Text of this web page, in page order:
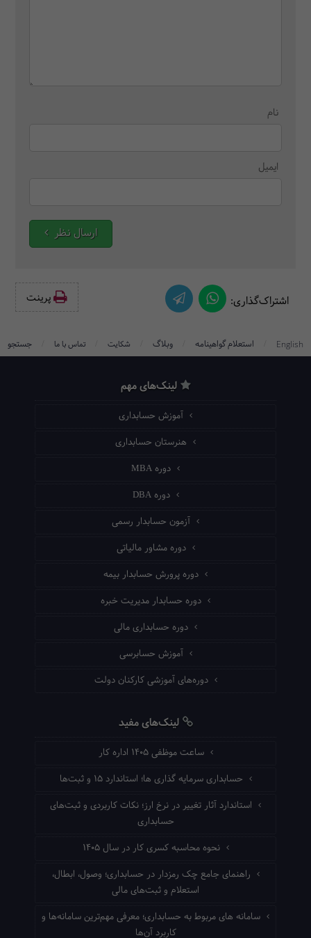
نام
ایمیل
ارسال نظر
اشتراک‌گذاری: پرینت‌
English استعلام گواهینامه وبلاگ شکایت تماس با ما جستجو
لینک‌های مهم
آموزش حسابداری
هنرستان حسابداری
دوره MBA
دوره DBA
آزمون حسابدار رسمی
دوره مشاور مالیاتی
دوره پرورش حسابدار بیمه
دوره حسابدار مدیریت خبره
دوره حسابداری مالی
آموزش حسابرسی
دوره‌های آموزشی کارکنان دولت
لینک‌های مفید
ساعت موظفی ۱۴۰۵ اداره کار
حسابداری سرمایه گذاری ها؛ استاندارد ۱۵ و ثبت‌ها
استاندارد آثار تغییر در نرخ ارز؛ نکات کاربردی و ثبت‌های
حسابداری
نحوه محاسبه کسری کار در سال ۱۴۰۵
راهنمای جامع چک رمزدار در حسابداری؛ وصول، ابطال،
استعلام و ثبت‌های مالی
سامانه های مربوط به حسابداری؛ معرفی مهم‌ترین سامانه‌ها و
کاربرد آن‌ها